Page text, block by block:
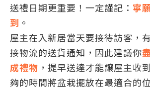
送禮日期更重要！一定謹記： 寧
到 。
屋主在入新居當天要接待訪客，
接物流的送貨通知，因此建議你
成禮物 ，提早送達才能讓屋主收
夠的時間將盆栽擺放在最適合的